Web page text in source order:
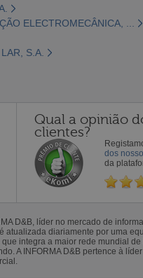
ELECTROMECÂNICA, ...
S.A.
Qual a opinião
clientes?
dos
da
D&B, líder no mercado de
atualizada diariamente por uma
integra a maior rede mundial
A INFORMA D&B pertence à